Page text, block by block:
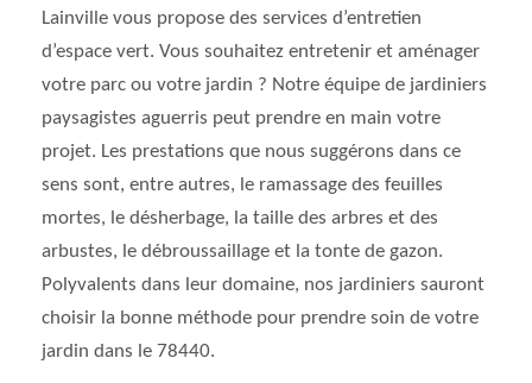
Lainville vous propose des services d’entretien
d’espace vert. Vous souhaitez entretenir et aménager
votre parc ou votre jardin ? Notre équipe de jardiniers
paysagistes aguerris peut prendre en main votre
projet. Les prestations que nous suggérons dans ce
sens sont, entre autres, le ramassage des feuilles
mortes, le désherbage, la taille des arbres et des
arbustes, le débroussaillage et la tonte de gazon.
Polyvalents dans leur domaine, nos jardiniers sauront
choisir la bonne méthode pour prendre soin de votre
jardin dans le 78440.